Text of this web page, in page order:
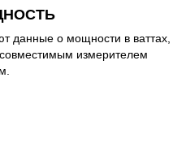
данные о мощности в ваттах,
измерителем